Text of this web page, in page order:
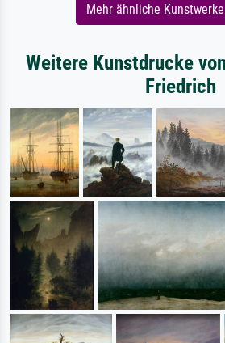
Mehr ähnliche
Weitere Kunstdrucke
Friedrich